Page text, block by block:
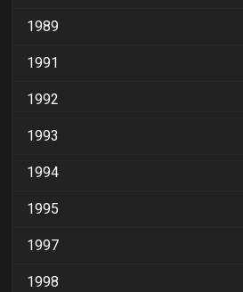
1989
1991
1992
1993
1994
1995
1997
1998